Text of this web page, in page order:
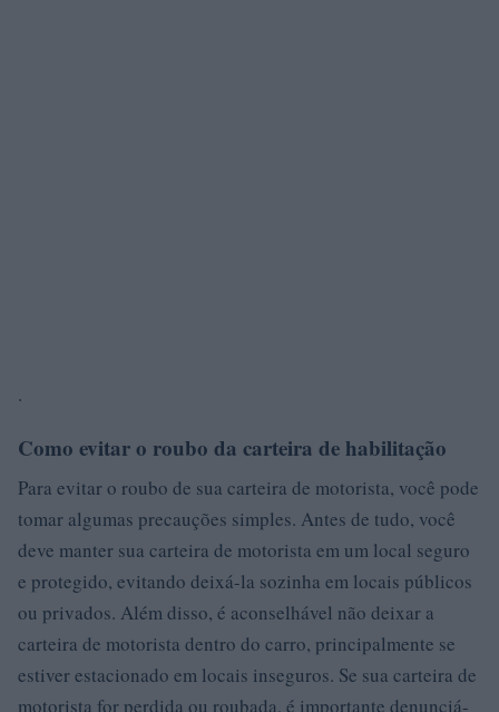
.
Como evitar o roubo da carteira de habilitação
Para evitar o roubo de sua carteira de motorista, você pode
tomar algumas precauções simples. Antes de tudo, você
deve manter sua carteira de motorista em um local seguro
e protegido, evitando deixá-la sozinha em locais públicos
ou privados. Além disso, é aconselhável não deixar a
carteira de motorista dentro do carro, principalmente se
estiver estacionado em locais inseguros. Se sua carteira de
motorista for perdida ou roubada, é importante denunciá-